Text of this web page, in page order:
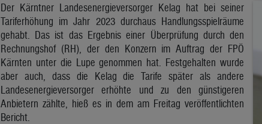
Der Kärntner Landesenergieversorger Kelag hat bei seiner
Tariferhöhung im Jahr 2023 durchaus Handlungsspielräume
gehabt. Das ist das Ergebnis einer Überprüfung durch den
Rechnungshof (RH), der den Konzern im Auftrag der FPÖ
Kärnten unter die Lupe genommen hat. Festgehalten wurde
aber auch, dass die Kelag die Tarife später als andere
Landesenergieversorger erhöhte und zu den günstigeren
Anbietern zählte, hieß es in dem am Freitag veröffentlichten
Bericht.